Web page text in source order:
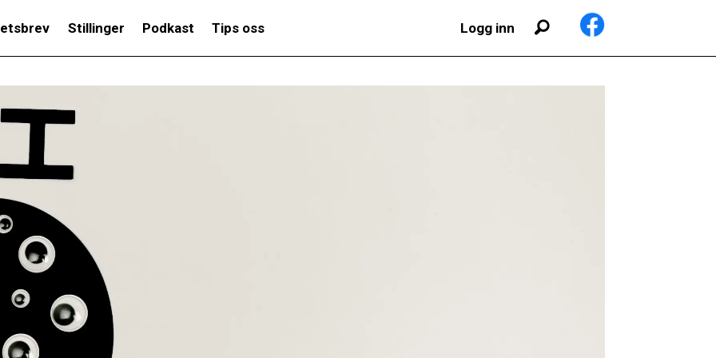
Stillinger Podkast Tips oss Logg inn